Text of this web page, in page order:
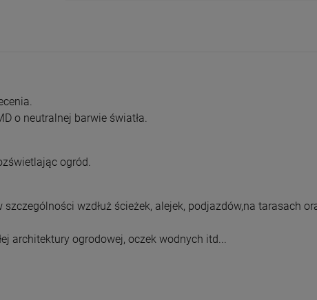
o neutralnej barwie światła.
ogród.
wzdłuż ścieżek, alejek, podjazdów,na tarasach
architektury ogrodowej, oczek wodnych itd...